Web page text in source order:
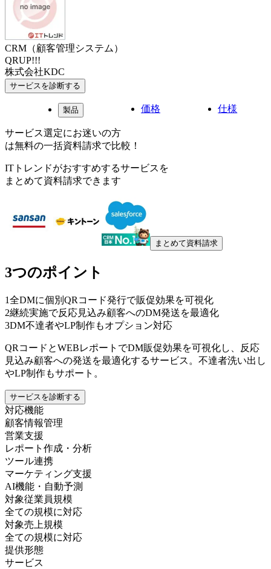
CRM（顧客管理システム）
QRUP!!!
株式会社KDC
サービスを診断する
製品 価格 仕様
サービス選定にお迷いの方
は無料の一括資料請求で比較！
ITトレンドがおすすめするサービスを
まとめて資料請求できます
まとめて資料請求
3つのポイント
1全DMに個別QRコード発行で販促効果を可視化
2継続実施で反応見込み顧客へのDM発送を最適化
3DM不達者やLP制作もオプション対応
QRコードとWEBレポートでDM販促効果を可視化し、反応
見込み顧客への発送を最適化するサービス。不達者洗い出し
やLP制作もサポート。
サービスを診断する
対応機能
顧客情報管理
営業支援
レポート作成・分析
ツール連携
マーケティング支援
AI機能・自動予測
対象従業員規模
全ての規模に対応
対象売上規模
全ての規模に対応
提供形態
サービス